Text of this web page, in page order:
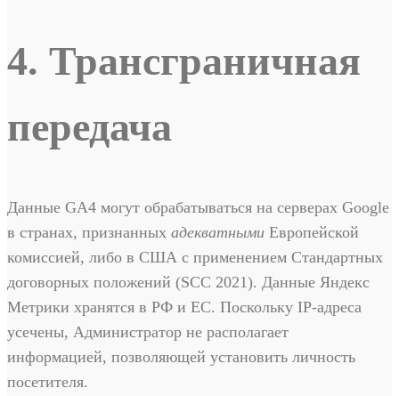
4. Трансграничная
передача
Данные GA4 могут обрабатываться на серверах Google
в странах, признанных адекватными Европейской
комиссией, либо в США с применением Стандартных
договорных положений (SCC 2021). Данные Яндекс
Метрики хранятся в РФ и ЕС. Поскольку IP-адреса
усечены, Администратор не располагает
информацией, позволяющей установить личность
посетителя.